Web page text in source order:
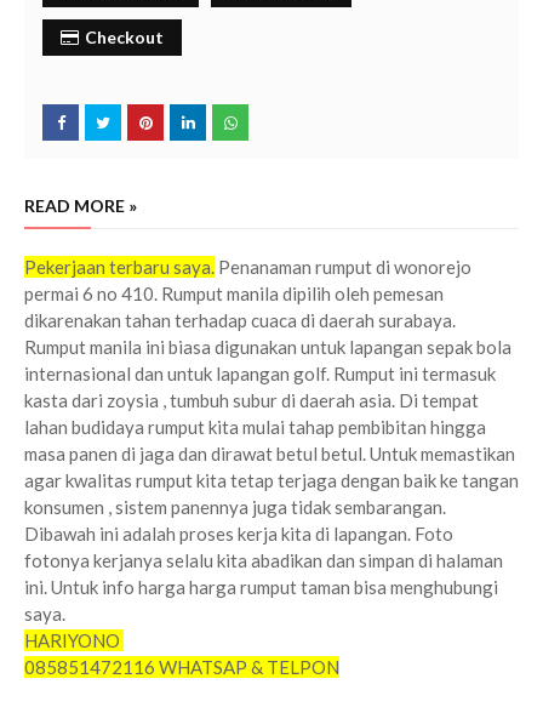
Checkout
READ MORE »
Pekerjaan terbaru saya. Penanaman rumput di wonorejo
permai 6 no 410. Rumput manila dipilih oleh pemesan
dikarenakan tahan terhadap cuaca di daerah surabaya.
Rumput manila ini biasa digunakan untuk lapangan sepak bola
internasional dan untuk lapangan golf. Rumput ini termasuk
kasta dari zoysia , tumbuh subur di daerah asia. Di tempat
lahan budidaya rumput kita mulai tahap pembibitan hingga
masa panen di jaga dan dirawat betul betul. Untuk memastikan
agar kwalitas rumput kita tetap terjaga dengan baik ke tangan
konsumen , sistem panennya juga tidak sembarangan.
Dibawah ini adalah proses kerja kita di lapangan. Foto
fotonya kerjanya selalu kita abadikan dan simpan di halaman
ini. Untuk info harga harga rumput taman bisa menghubungi
saya.
HARIYONO
085851472116 WHATSAP & TELPON